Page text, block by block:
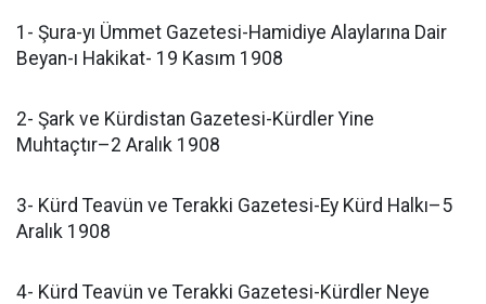
1- Şura-yı Ümmet Gazetesi-Hamidiye Alaylarına Dair
Beyan-ı Hakikat- 19 Kasım 1908
2- Şark ve Kürdistan Gazetesi-Kürdler Yine
Muhtaçtır–2 Aralık 1908
3- Kürd Teavün ve Terakki Gazetesi-Ey Kürd Halkı–5
Aralık 1908
4- Kürd Teavün ve Terakki Gazetesi-Kürdler Neye